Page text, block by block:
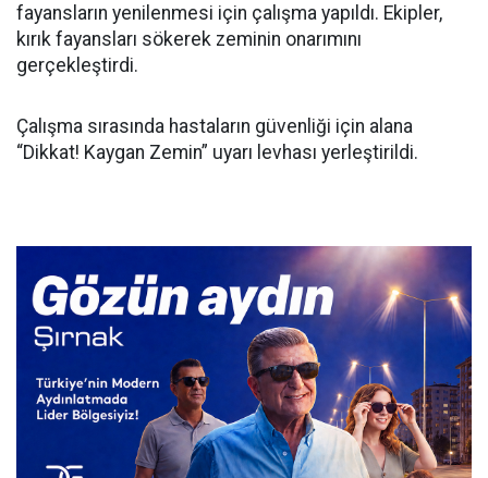
fayansların yenilenmesi için çalışma yapıldı. Ekipler,
kırık fayansları sökerek zeminin onarımını
gerçekleştirdi.
Çalışma sırasında hastaların güvenliği için alana
“Dikkat! Kaygan Zemin” uyarı levhası yerleştirildi.